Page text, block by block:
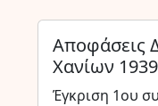
Αποφάσεις
Χανίων 1939
Έγκριση 1ου